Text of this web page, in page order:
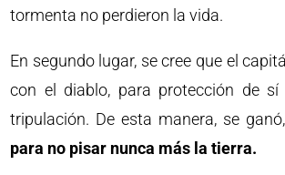
tormenta no perdieron la vida.
En segundo lugar, se cree que el
con el diablo, para protección de
tripulación. De esta manera, se
para no pisar nunca más la tierra.